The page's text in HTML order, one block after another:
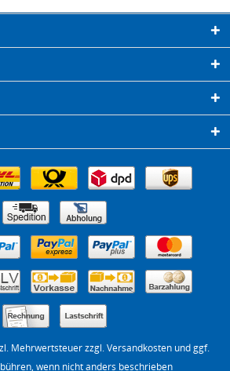
Mehrwertsteuer zzgl.Versandkosten und ggf.
wenn nicht anders beschrieben